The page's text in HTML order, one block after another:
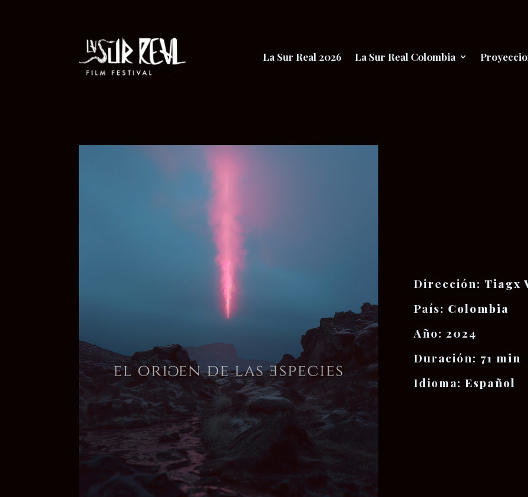
La Sur Real 2026 La Sur Real Colombia
Dirección: Tiagx
País: Colombia
Año: 2024
Duración: 71 min
Idioma: Español